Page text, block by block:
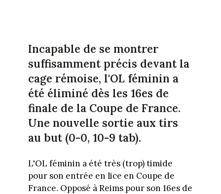
Incapable de se montrer
suffisamment précis devant la
cage rémoise, l'OL féminin a
été éliminé dès les 16es de
finale de la Coupe de France.
Une nouvelle sortie aux tirs
au but (0-0, 10-9 tab).
L'OL féminin a été très (trop) timide
pour son entrée en lice en Coupe de
France. Opposé à Reims pour son 16es de